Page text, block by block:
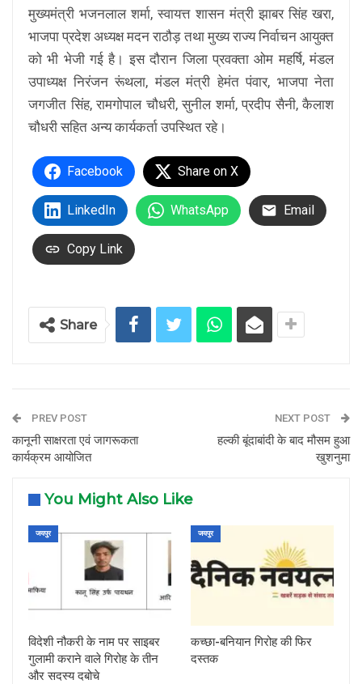
मुख्यमंत्री भजनलाल शर्मा, स्वायत्त शासन मंत्री झाबर सिंह खरा,
भाजपा प्रदेश अध्यक्ष मदन राठौड़ तथा मुख्य राज्य निर्वाचन आयुक्त
को भी भेजी गई है। इस दौरान जिला प्रवक्ता ओम महर्षि, मंडल
उपाध्यक्ष निरंजन रूंथला, मंडल मंत्री हेमंत पंवार, भाजपा नेता
जगजीत सिंह, रामगोपाल चौधरी, सुनील शर्मा, प्रदीप सैनी, कैलाश
चौधरी सहित अन्य कार्यकर्ता उपस्थित रहे।
Facebook Share on X
LinkedIn WhatsApp Email
Copy Link
Share
PREV POST
कानूनी साक्षरता एवं जागरूकता
कार्यक्रम आयोजित
NEXT POST
हल्की बूंदाबांदी के बाद मौसम हुआ
खुशनुमा
You Might Also Like
जयपुर
विदेशी नौकरी के नाम पर साइबर
गुलामी कराने वाले गिरोह के तीन
और सदस्य दबोचे
जयपुर
कच्छा-बनियान गिरोह की फिर
दस्तक